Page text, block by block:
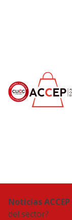
Noticias ACCEP
del sector?